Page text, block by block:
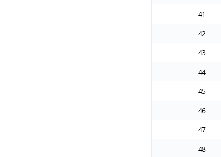
41
42
43
44
45
46
47
48